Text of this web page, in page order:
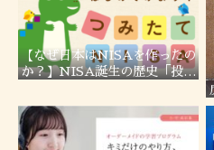
【なぜ日本はNISAを作ったの
か？】NISA誕生の歴史「投資
説！